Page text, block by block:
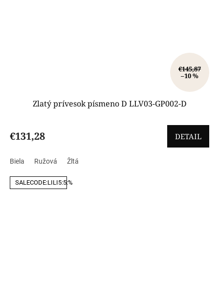
€145,87
–10 %
Zlatý prívesok písmeno D LLV03-GP002-D
€131,28 DETAIL
Biela Ružová Žltá
SALECODE:LILI5:5:%